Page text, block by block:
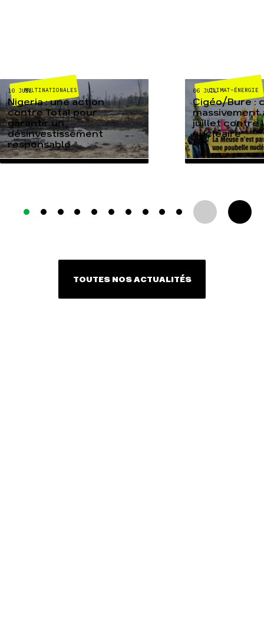
MULTINATIONALES
10 JUIL
Nigeria : une action
contre Total pour
garantir un
désinvestissement
responsable
CLIMAT-ÉNERGIE
06 JUIL
Cigéo/Bure :
massivement
juillet contre
nucléaire
TOUTES NOS ACTUALITÉS